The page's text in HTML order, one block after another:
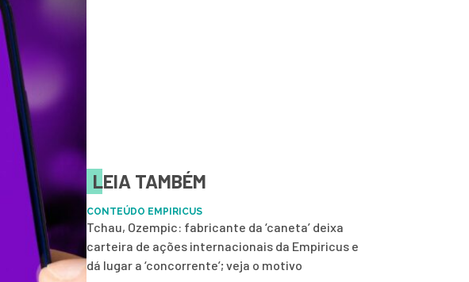
LEIA TAMBÉM
CONTEÚDO EMPIRICUS
Tchau, Ozempic: fabricante da ‘caneta’ deixa
carteira de ações internacionais da Empiricus e
dá lugar a ‘concorrente’; veja o motivo